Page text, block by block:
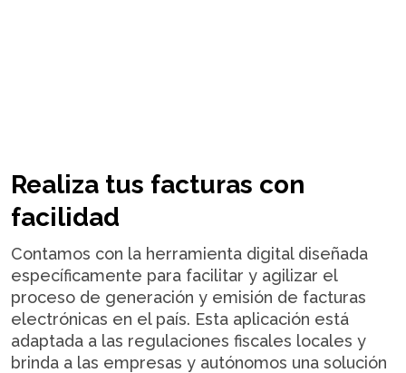
Realiza tus facturas con
facilidad
Contamos con la herramienta digital diseñada
específicamente para facilitar y agilizar el
proceso de generación y emisión de facturas
electrónicas en el país. Esta aplicación está
adaptada a las regulaciones fiscales locales y
brinda a las empresas y autónomos una solución